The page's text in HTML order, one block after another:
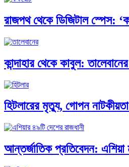
রাজপথ থেকে ডিজিটাল স্পেস:
কান্দাহার থেকে কাবুল:
হিটলারের মৃত্যু, গোপন
আন্তর্জাতিক প্রতিবেদন: